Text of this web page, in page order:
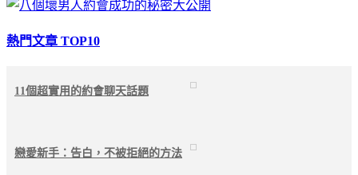
熱門文章 TOP10
11個超實用的約會聊天話題
戀愛新手：告白，不被拒絕的方法